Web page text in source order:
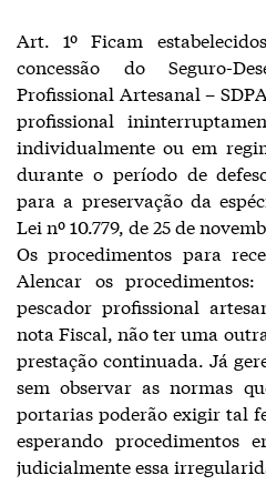
Art. 1º Ficam
concessão do Seguro-
Profissional Artesanal –
profissional
individualmente ou em
durante o período de
para a preservação da
Lei nº 10.779, de 25 de
Os procedimentos para
Alencar os
pescador profissional
nota Fiscal, não ter uma
prestação continuada. Já
sem observar as normas
portarias poderão exigir tal
esperando procedimentos
judicialmente essa